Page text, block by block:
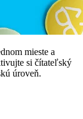
mieste a
si čítateľský
úroveň.